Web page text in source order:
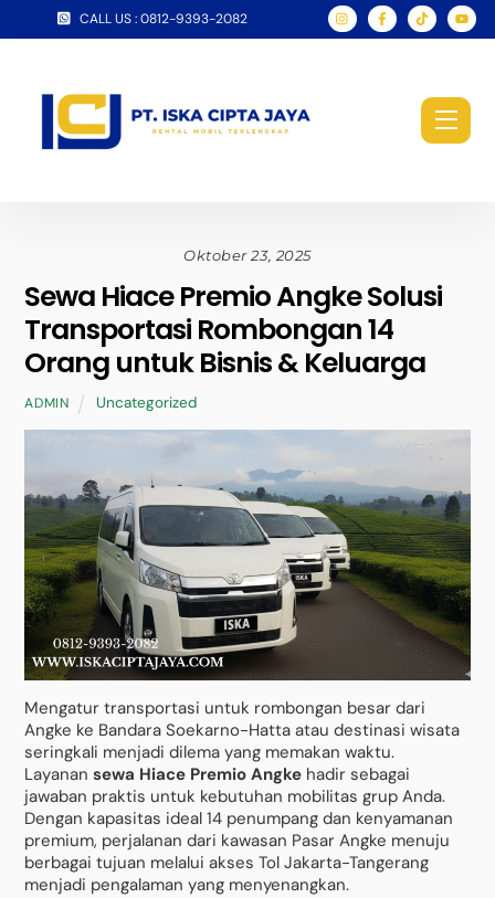
CALL US : 0812-9393-2082
Oktober 23, 2025
Sewa Hiace Premio Angke Solusi
Transportasi Rombongan 14
Orang untuk Bisnis & Keluarga
ADMIN Uncategorized
Mengatur transportasi untuk rombongan besar dari
Angke ke Bandara Soekarno-Hatta atau destinasi wisata
seringkali menjadi dilema yang memakan waktu.
Layanansewa Hiace Premio Angke hadir sebagai
jawaban praktis untuk kebutuhan mobilitas grup Anda.
Dengan kapasitas ideal 14 penumpang dan kenyamanan
premium, perjalanan dari kawasan Pasar Angke menuju
berbagai tujuan melalui akses Tol Jakarta-Tangerang
menjadi pengalaman yang menyenangkan.